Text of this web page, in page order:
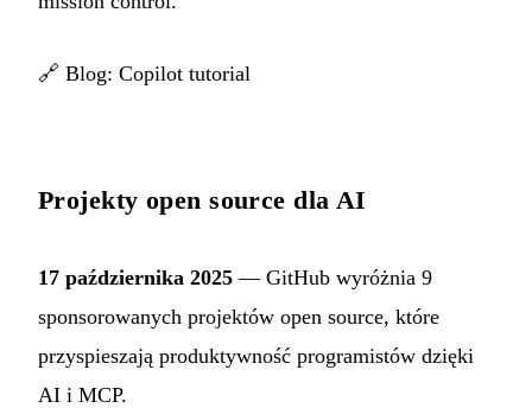
🔗 Blog: Copilot tutorial
Projekty open source dla AI
17 października 2025 — GitHub wyróżnia 9
sponsorowanych projektów open source, które
przyspieszają produktywność programistów dzięki
AI i MCP.